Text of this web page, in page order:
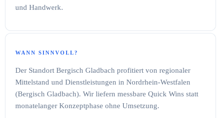
und Handwerk.
WANN SINNVOLL?
Der Standort Bergisch Gladbach profitiert von regionaler
Mittelstand und Dienstleistungen in Nordrhein-Westfalen
(Bergisch Gladbach). Wir liefern messbare Quick Wins statt
monatelanger Konzeptphase ohne Umsetzung.